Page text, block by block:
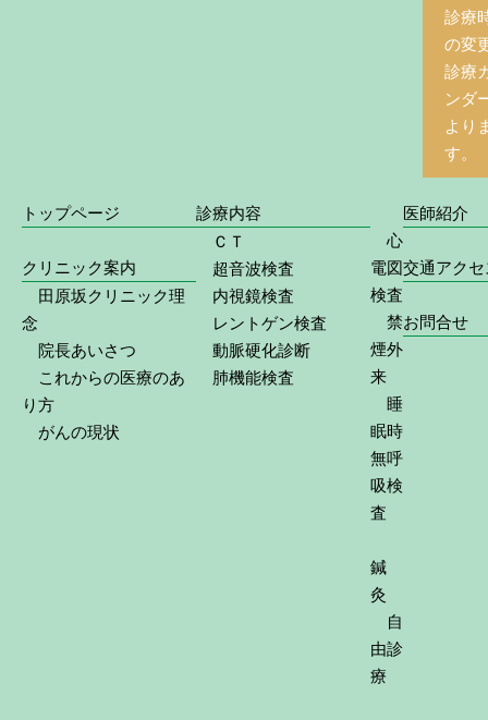
診療
の変
診療
ンダ
より
す。
トップページ
クリニック案内
田原坂クリニック理
念
院長あいさつ
これからの医療のあ
り方
がんの現状
診療内容
ＣＴ
超音波検査
内視鏡検査
レントゲン検査
動脈硬化診断
肺機能検査
心
電図
検査
禁
煙外
来
睡
眠時
無呼
吸検
査
鍼
灸
自
由診
療
医師紹介
交通アクセ
お問合せ